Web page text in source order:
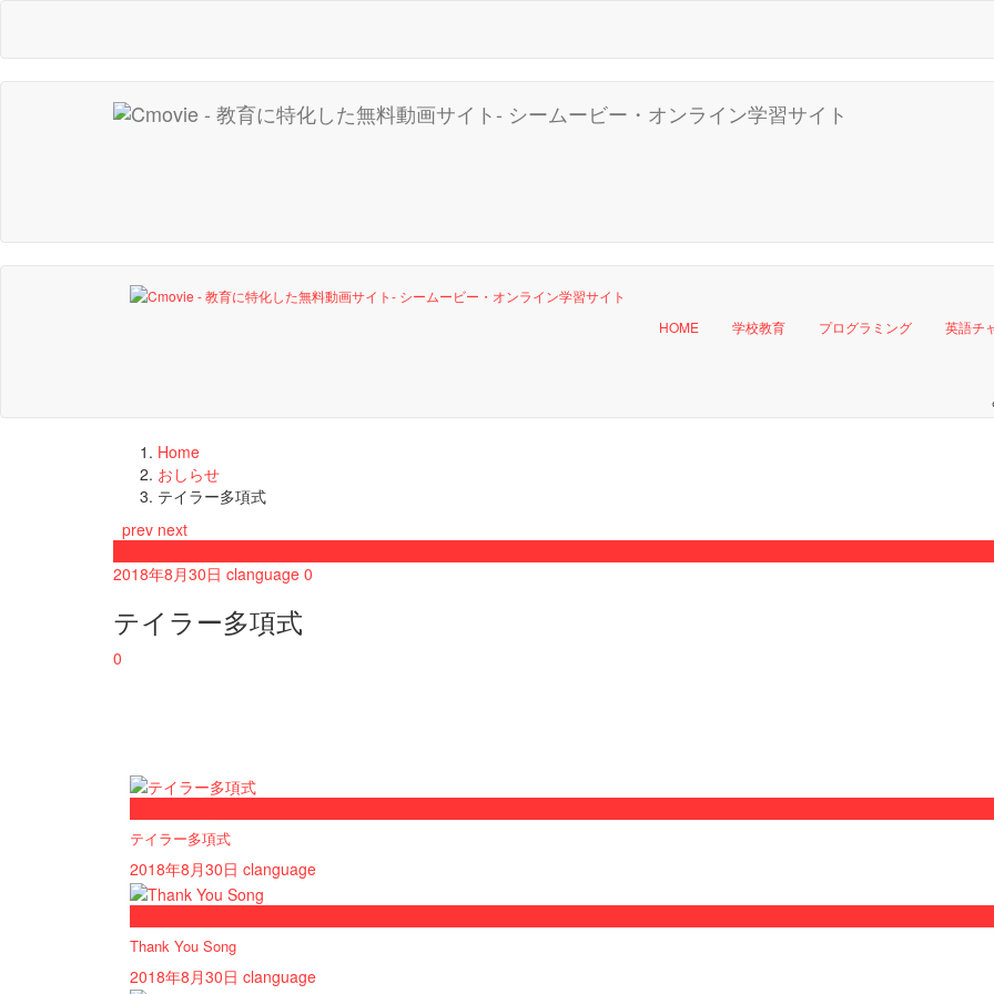
HOME 学校教育 プログラミング 英語チ
Home
おしらせ
テイラー多項式
prev next
2018年8月30日 clanguage 0
テイラー多項式
0
テイラー多項式
2018年8月30日 clanguage
Thank You Song
2018年8月30日 clanguage